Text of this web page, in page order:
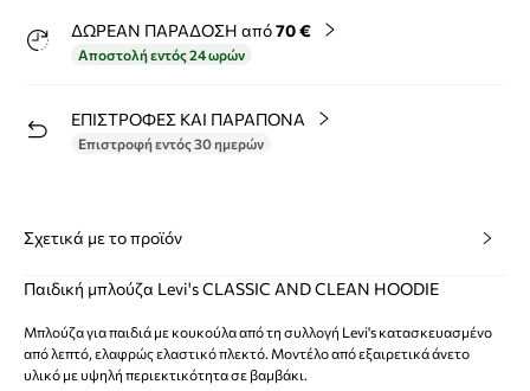
ΔΩΡΕΑΝ ΠΑΡΑΔΟΣΗ από70 €
Αποστολή εντός 24 ωρών
ΕΠΙΣΤΡΟΦΕΣ ΚΑΙ ΠΑΡΑΠΟΝΑ
Επιστροφή εντός 30 ημερών
Σχετικά με το προϊόν
Παιδική μπλούζα Levi's CLASSIC AND CLEAN HOODIE
Μπλούζα για παιδιά με κουκούλα από τη συλλογή Levi's κατασκευασμένο
από λεπτό, ελαφρώς ελαστικό πλεκτό. Μοντέλο από εξαιρετικά άνετο
υλικό με υψηλή περιεκτικότητα σε βαμβάκι.